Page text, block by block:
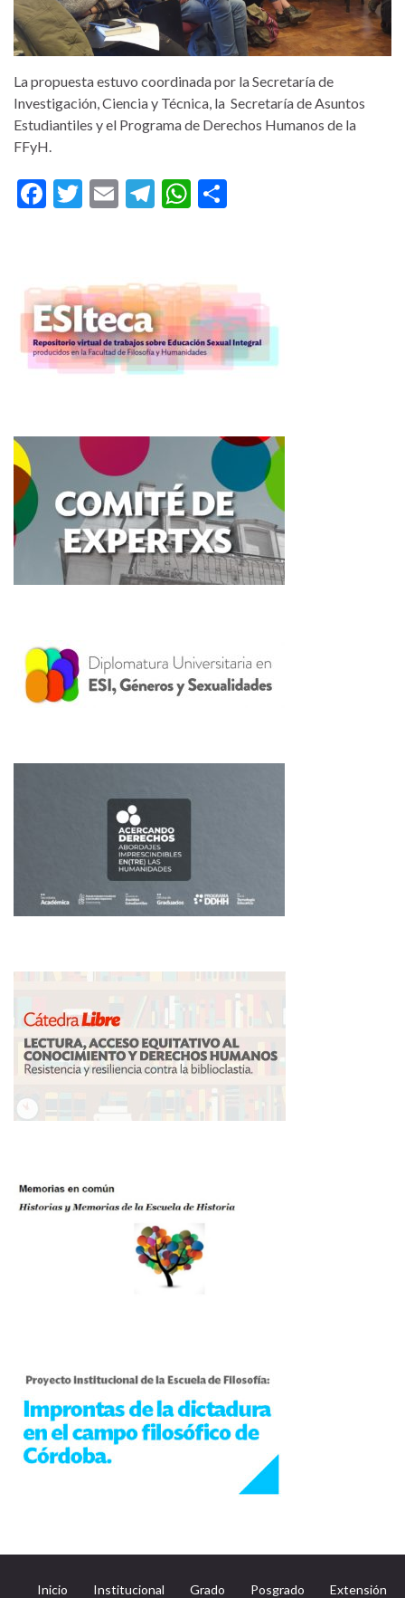
La propuesta estuvo coordinada por la Secretaría de
Investigación, Ciencia y Técnica, la Secretaría de Asuntos
Estudiantiles y el Programa de Derechos Humanos de la
FFyH.
F
b
o
o
k
T
er
E
l
T
gr
a
m
W
s
A
p
p
p
ar
ti
r
Inicio Institucional Grado Posgrado
Extensión